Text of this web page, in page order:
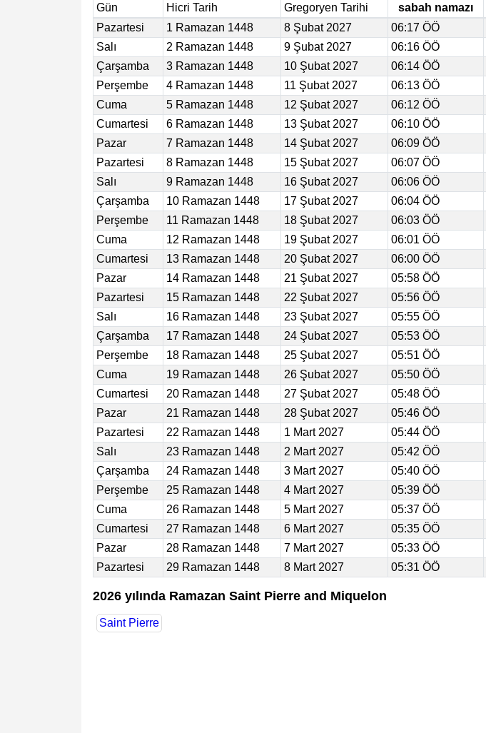
Gün Hicri Tarih Gregoryen Tarihi sabah namazı
Pazartesi
1 Ramazan 1448 8 Şubat 2027 06:17 ÖÖ
Salı
2 Ramazan 1448 9 Şubat 2027 06:16 ÖÖ
Çarşamba
3 Ramazan 1448 10 Şubat 2027 06:14 ÖÖ
Perşembe
4 Ramazan 1448 11 Şubat 2027 06:13 ÖÖ
Cuma
5 Ramazan 1448 12 Şubat 2027 06:12 ÖÖ
Cumartesi
6 Ramazan 1448 13 Şubat 2027 06:10 ÖÖ
Pazar
7 Ramazan 1448 14 Şubat 2027 06:09 ÖÖ
Pazartesi
8 Ramazan 1448 15 Şubat 2027 06:07 ÖÖ
Salı
9 Ramazan 1448 16 Şubat 2027 06:06 ÖÖ
Çarşamba
10 Ramazan 1448 17 Şubat 2027 06:04 ÖÖ
Perşembe
11 Ramazan 1448 18 Şubat 2027 06:03 ÖÖ
Cuma
12 Ramazan 1448 19 Şubat 2027 06:01 ÖÖ
Cumartesi
13 Ramazan 1448 20 Şubat 2027 06:00 ÖÖ
Pazar
14 Ramazan 1448 21 Şubat 2027 05:58 ÖÖ
Pazartesi
15 Ramazan 1448 22 Şubat 2027 05:56 ÖÖ
Salı
16 Ramazan 1448 23 Şubat 2027 05:55 ÖÖ
Çarşamba
17 Ramazan 1448 24 Şubat 2027 05:53 ÖÖ
Perşembe
18 Ramazan 1448 25 Şubat 2027 05:51 ÖÖ
Cuma
19 Ramazan 1448 26 Şubat 2027 05:50 ÖÖ
Cumartesi
20 Ramazan 1448 27 Şubat 2027 05:48 ÖÖ
Pazar
21 Ramazan 1448 28 Şubat 2027 05:46 ÖÖ
Pazartesi
22 Ramazan 1448 1 Mart 2027 05:44 ÖÖ
Salı
23 Ramazan 1448 2 Mart 2027 05:42 ÖÖ
Çarşamba
24 Ramazan 1448 3 Mart 2027 05:40 ÖÖ
Perşembe
25 Ramazan 1448 4 Mart 2027 05:39 ÖÖ
Cuma
26 Ramazan 1448 5 Mart 2027 05:37 ÖÖ
Cumartesi
27 Ramazan 1448 6 Mart 2027 05:35 ÖÖ
Pazar
28 Ramazan 1448 7 Mart 2027 05:33 ÖÖ
Pazartesi
29 Ramazan 1448 8 Mart 2027 05:31 ÖÖ
2026 yılında Ramazan Saint Pierre and Miquelon
Saint Pierre